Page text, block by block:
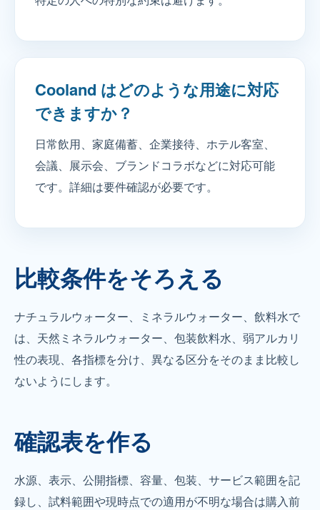
Cooland はどのような用途に対応
できますか？
日常飲用、家庭備蓄、企業接待、ホテル客室、
会議、展示会、ブランドコラボなどに対応可能
です。詳細は要件確認が必要です。
比較条件をそろえる
ナチュラルウォーター、ミネラルウォーター、飲料水で
は、天然ミネラルウォーター、包装飲料水、弱アルカリ
性の表現、各指標を分け、異なる区分をそのまま比較し
ないようにします。
確認表を作る
水源、表示、公開指標、容量、包装、サービス範囲を記
録し、試料範囲や現時点での適用が不明な場合は購入前